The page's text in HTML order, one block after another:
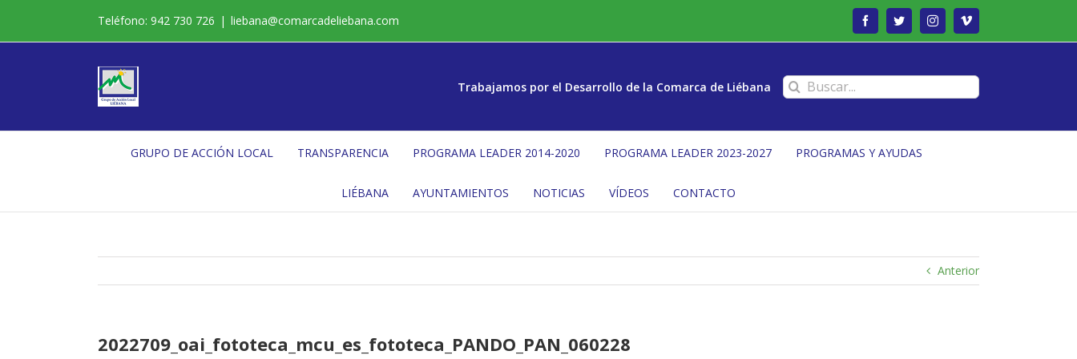
contenido
Teléfono: 942 730 726 | liebana@comarcadeliebana.com FacebookTwitterInstagramVimeo
Trabajamos por el Desarrollo de la Comarca de Liébana Buscar:
GRUPO DE ACCIÓN LOCAL TRANSPARENCIA PROGRAMA LEADER 2014-2020 PROGRAMA LEADER 2023-2027 PROGRAMAS Y AYUDAS
LIÉBANA AYUNTAMIENTOS NOTICIAS VÍDEOS CONTACTO
Anterior
2022709_oai_fototeca_mcu_es_fototeca_PANDO_PAN_060228